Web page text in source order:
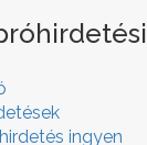
ingyen